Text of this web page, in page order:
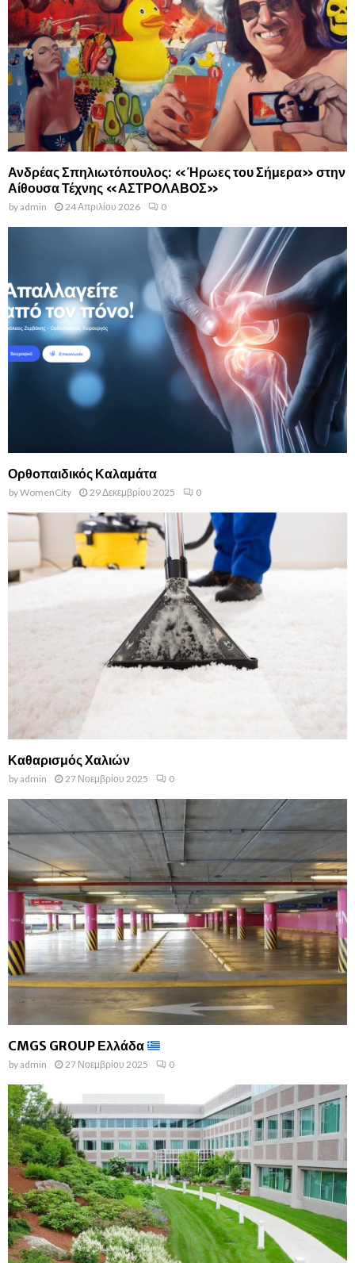
Ανδρέας Σπηλιωτόπουλος: «Ήρωες του Σήμερα» στην
Αίθουσα Τέχνης «ΑΣΤΡΟΛΑΒΟΣ»
byadmin 24 Απριλίου 2026 0
Ορθοπαιδικός Καλαμάτα
byWomenCity 29 Δεκεμβρίου 2025 0
Καθαρισμός Χαλιών
byadmin 27 Νοεμβρίου 2025 0
CMGS GROUP Ελλάδα
byadmin 27 Νοεμβρίου 2025 0